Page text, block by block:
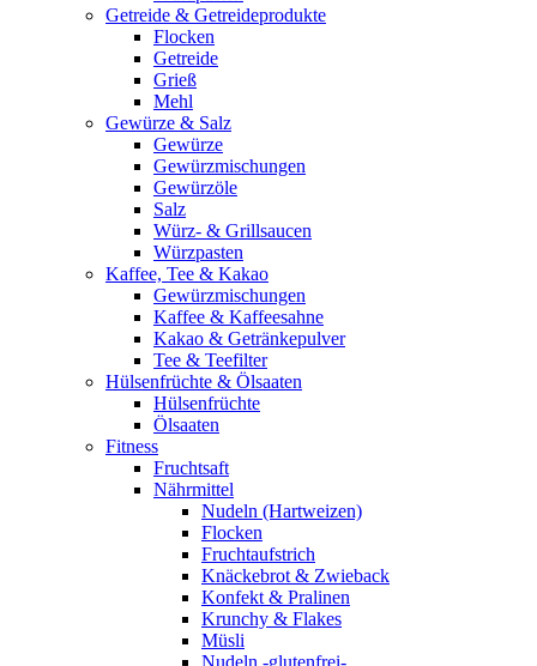
Getreide & Getreideprodukte
Flocken
Getreide
Grieß
Mehl
Gewürze & Salz
Gewürze
Gewürzmischungen
Gewürzöle
Salz
Würz- & Grillsaucen
Würzpasten
Kaffee, Tee & Kakao
Gewürzmischungen
Kaffee & Kaffeesahne
Kakao & Getränkepulver
Tee & Teefilter
Hülsenfrüchte & Ölsaaten
Hülsenfrüchte
Ölsaaten
Fitness
Fruchtsaft
Nährmittel
Nudeln (Hartweizen)
Flocken
Fruchtaufstrich
Knäckebrot & Zwieback
Konfekt & Pralinen
Krunchy & Flakes
Müsli
Nudeln -glutenfrei-